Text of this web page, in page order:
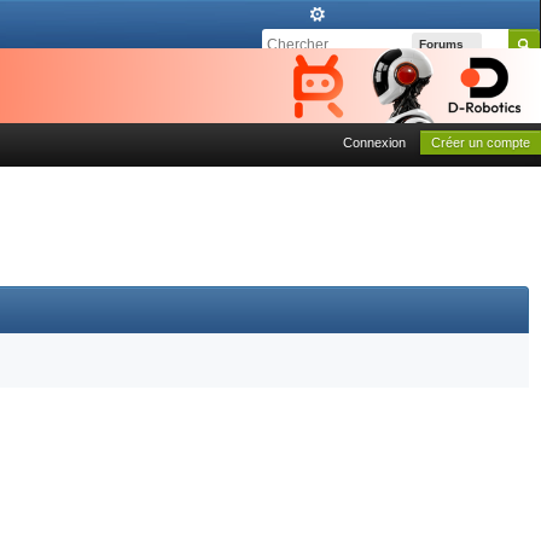
Forums
Connexion Créer un compte